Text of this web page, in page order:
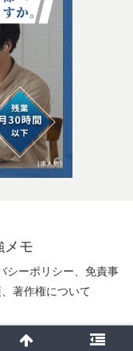
メモ
シーポリシー、免責事
著作権について
メモ.